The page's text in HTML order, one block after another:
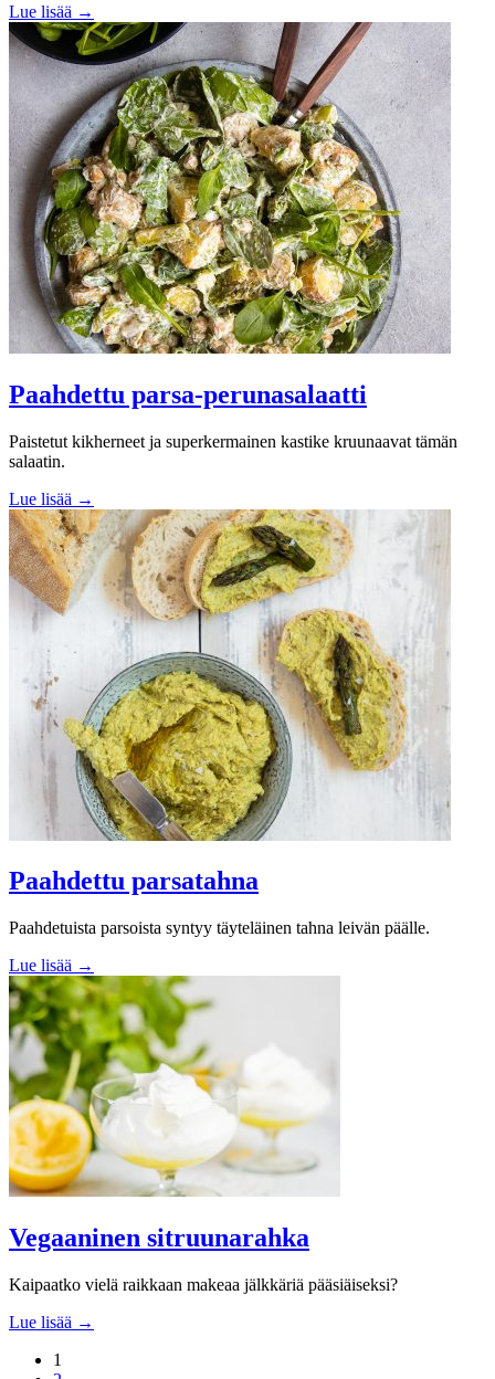
Lue lisää →
Paahdettu parsa-perunasalaatti
Paistetut kikherneet ja superkermainen kastike kruunaavat tämän
salaatin.
Lue lisää →
Paahdettu parsatahna
Paahdetuista parsoista syntyy täyteläinen tahna leivän päälle.
Lue lisää →
Vegaaninen sitruunarahka
Kaipaatko vielä raikkaan makeaa jälkkäriä pääsiäiseksi?
Lue lisää →
1